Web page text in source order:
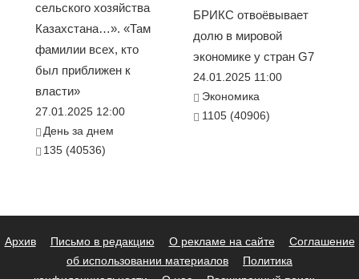
сельского хозяйства
Казахстана…». «Там
фамилии всех, кто
был приближен к
власти»
27.01.2025 12:00
День за днем
135 (40536)
БРИКС отвоёвывает
долю в мировой
экономике у стран G7
24.01.2025 11:00
Экономика
1105 (40906)
Архив Письмо в редакцию О рекламе на сайте
Соглашение
об использовании материалов
Политика